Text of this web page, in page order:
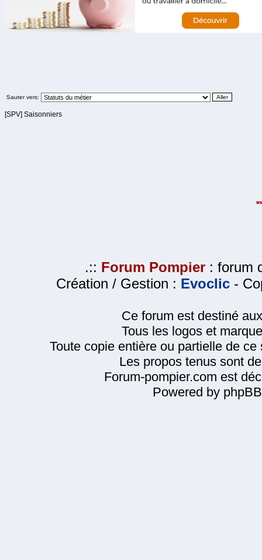
Sauter vers:
[SPV] Saisonniers
.:: Forum Pompier : forum
Création / Gestion : Evoclic -
Ce forum est destiné
Tous les logos et
Toute copie entière ou partielle de
Les propos tenus sont
Forum-pompier.com est
Powered by